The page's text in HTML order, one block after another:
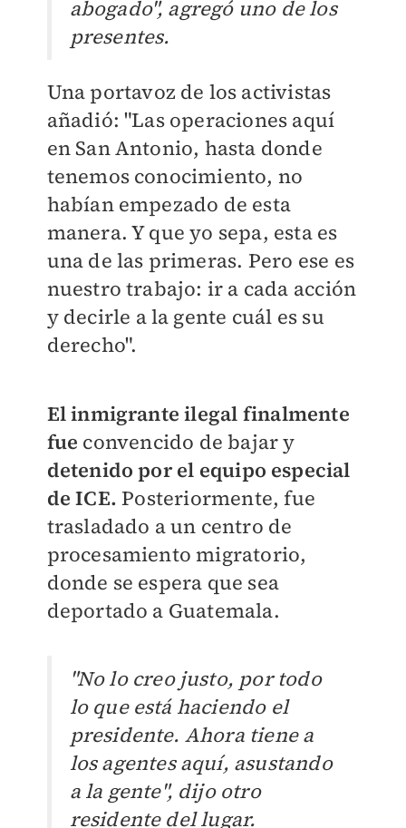
abogado", agregó uno de los
presentes.
Una portavoz de los activistas
añadió: "Las operaciones aquí
en San Antonio, hasta donde
tenemos conocimiento, no
habían empezado de esta
manera. Y que yo sepa, esta es
una de las primeras. Pero ese es
nuestro trabajo: ir a cada acción
y decirle a la gente cuál es su
derecho".
El inmigrante ilegal finalmente
fue convencido de bajar y
detenido por el equipo especial
de ICE. Posteriormente, fue
trasladado a un centro de
procesamiento migratorio,
donde se espera que sea
deportado a Guatemala.
"No lo creo justo, por todo
lo que está haciendo el
presidente. Ahora tiene a
los agentes aquí, asustando
a la gente", dijo otro
residente del lugar.